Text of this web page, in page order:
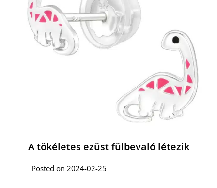
A tökéletes ezüst fülbevaló létezik
Posted on 2024-02-25